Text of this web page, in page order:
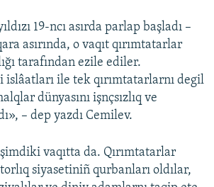
19-ncı asırda parlap başladı –
asırında, o vaqıt qırımtatarlar
tarafından ezile ediler.
ile tek qırımtatarlarnı degil
dünyasını işnçsızlıq ve
– dep yazdı Cemilev.
vaqıtta da. Qırımtatarlar
siyasetiniñ qurbanları oldılar,